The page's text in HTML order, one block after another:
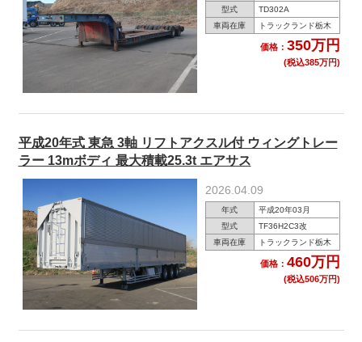
型式
TD302A
車両在庫
トラックランド栃木
価格： 350万円
(税込385万円)
平成20年式 東急 3軸 リフトアクスル付 ウィングトレー
ラー 13mボディ 最大積載25.3t エアサス
2026.04.09
年式
平成20年03月
型式
TF36H2C3改
車両在庫
トラックランド栃木
価格： 460万円
(税込506万円)